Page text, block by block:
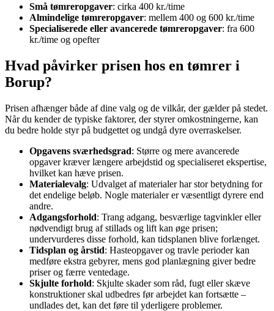
Små tømreropgaver: cirka 400 kr./time
Almindelige tømreropgaver: mellem 400 og 600 kr./time
Specialiserede eller avancerede tømreropgaver: fra 600
kr./time og opefter
Hvad påvirker prisen hos en tømrer i
Borup?
Prisen afhænger både af dine valg og de vilkår, der gælder på stedet.
Når du kender de typiske faktorer, der styrer omkostningerne, kan
du bedre holde styr på budgettet og undgå dyre overraskelser.
Opgavens sværhedsgrad: Større og mere avancerede
opgaver kræver længere arbejdstid og specialiseret ekspertise,
hvilket kan hæve prisen.
Materialevalg: Udvalget af materialer har stor betydning for
det endelige beløb. Nogle materialer er væsentligt dyrere end
andre.
Adgangsforhold: Trang adgang, besværlige tagvinkler eller
nødvendigt brug af stillads og lift kan øge prisen;
undervurderes disse forhold, kan tidsplanen blive forlænget.
Tidsplan og årstid: Hasteopgaver og travle perioder kan
medføre ekstra gebyrer, mens god planlægning giver bedre
priser og færre ventedage.
Skjulte forhold: Skjulte skader som råd, fugt eller skæve
konstruktioner skal udbedres før arbejdet kan fortsætte –
undlades det, kan det føre til yderligere problemer.